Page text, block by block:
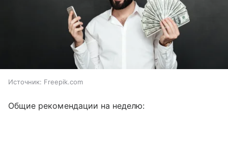
Источник: Freepik.com
Общие рекомендации на неделю: